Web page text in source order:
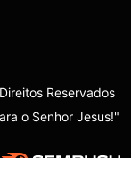
Reservados
o Senhor Jesus!"